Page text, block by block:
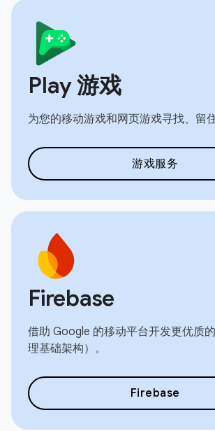
Play 游戏
为您的移动游戏和网页游戏寻找、留
游戏服务
Firebase
借助 Google 的移动平台开发更优质
理基础架构）。
Firebase